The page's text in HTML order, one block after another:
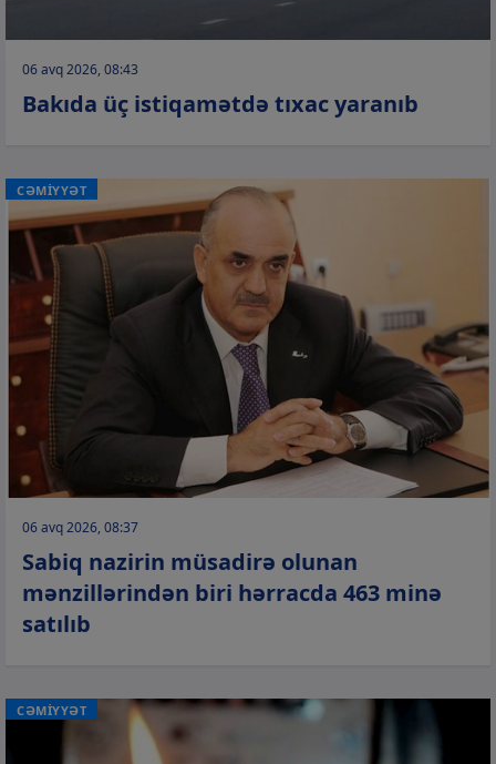
06 avq 2026, 08:43
Bakıda üç istiqamətdə tıxac yaranıb
CƏMİYYƏT
06 avq 2026, 08:37
Sabiq nazirin müsadirə olunan
mənzillərindən biri hərracda 463 minə
satılıb
CƏMİYYƏT